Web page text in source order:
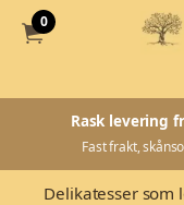
0
Rask levering
Fast frakt,
Delikatesser som